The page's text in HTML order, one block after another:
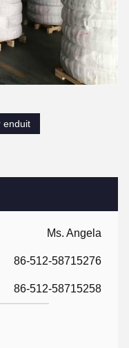
Ms. Angela
86-512-58715276
86-512-58715258
enduit